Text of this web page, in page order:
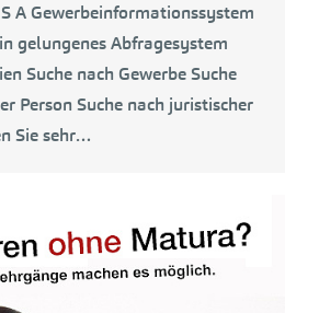
A Gewerbeinformationssystem
gelungenes Abfragesystem
Suche nach Gewerbe Suche
Person Suche nach juristischer
Sie sehr…